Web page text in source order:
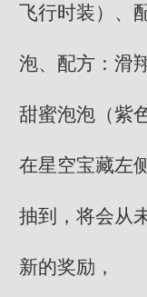
飞行时装）、
泡、配方：滑
甜蜜泡泡（紫
在星空宝藏左
抽到，将会从
新的奖励，